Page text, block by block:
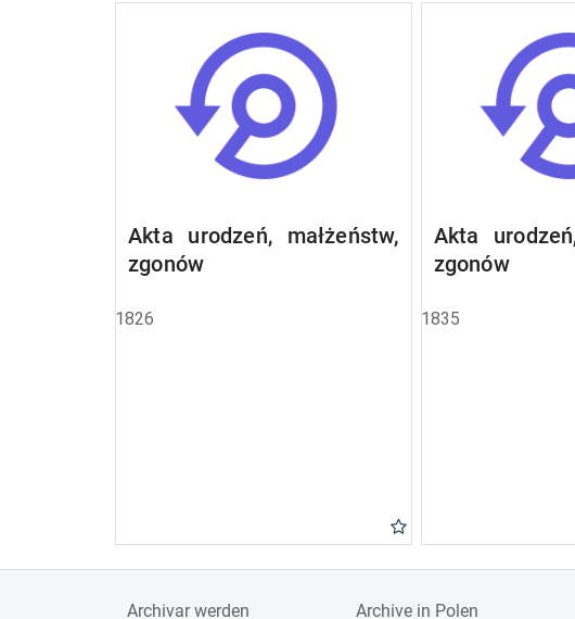
Akta urodzeń, małżeństw,
zgonów
1826
Akta
zgonów
1835
Archivar werden Archive in Polen